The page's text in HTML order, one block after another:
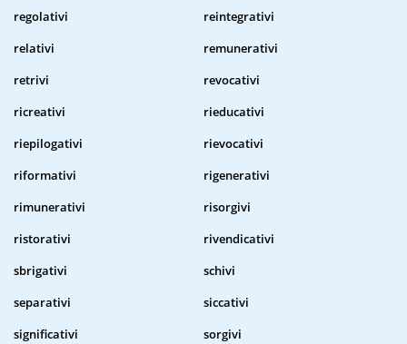
regolativi
reintegrativi
relativi
remunerativi
retrivi
revocativi
ricreativi
rieducativi
riepilogativi
rievocativi
riformativi
rigenerativi
rimunerativi
risorgivi
ristorativi
rivendicativi
sbrigativi
schivi
separativi
siccativi
significativi
sorgivi